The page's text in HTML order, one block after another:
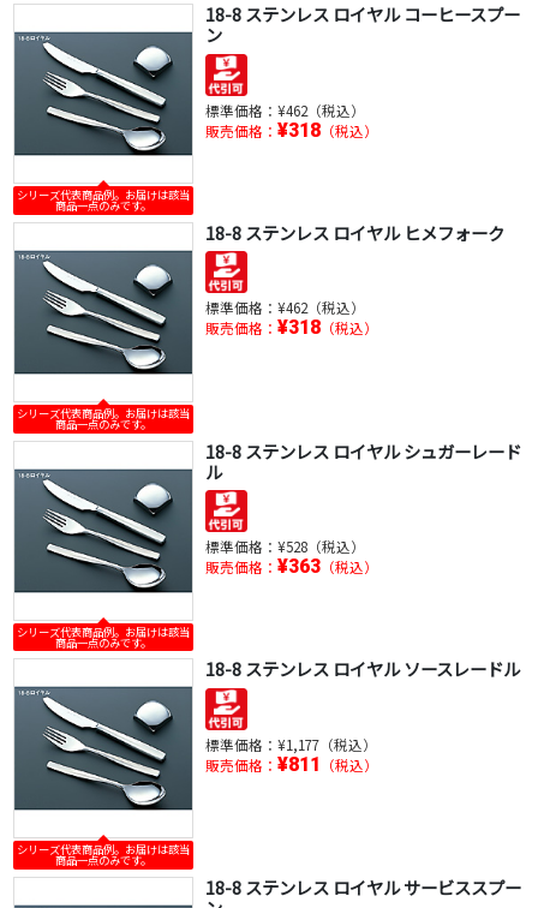
シリーズ代表商品例。お届けは該当
商品一点のみです。
18-8 ステンレス ロイヤル コーヒースプー
ン
標準価格： ¥462（税込）
販売価格： ¥318（税込）
シリーズ代表商品例。お届けは該当
商品一点のみです。
18-8 ステンレス ロイヤル ヒメフォーク
標準価格： ¥462（税込）
販売価格： ¥318（税込）
シリーズ代表商品例。お届けは該当
商品一点のみです。
18-8 ステンレス ロイヤル シュガーレード
ル
標準価格： ¥528（税込）
販売価格： ¥363（税込）
シリーズ代表商品例。お届けは該当
商品一点のみです。
18-8 ステンレス ロイヤル ソースレードル
標準価格： ¥1,177（税込）
販売価格： ¥811 （税込）
18-8 ステンレス ロイヤル サービススプー